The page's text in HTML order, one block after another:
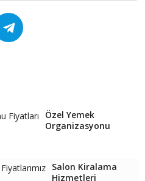
Özel Yemek
Organizasyonu
Salon Kiralama
Hizmetleri